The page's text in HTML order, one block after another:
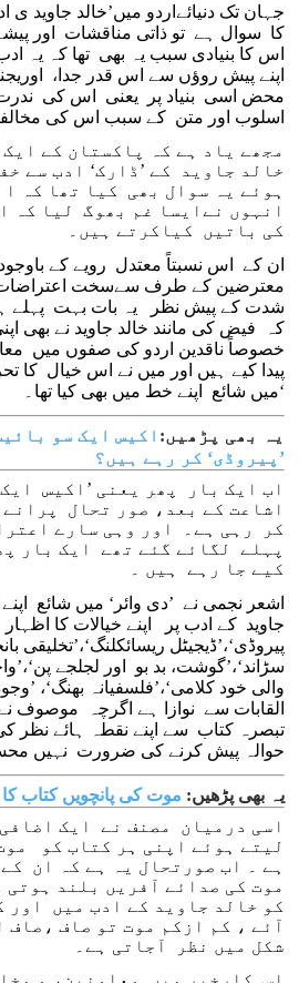
جہان تک دنیائےاردو میں’خالد جاوید ی
کا سوال ہے تو ذاتی مناقشات اور
اس کا بنیادی سبب یہ بھی تھا کہ یہ
اپنے پیش روؤں سے اس قدر جدا،
محض اسی بنیاد پر یعنی اس کی ندرت
اسلوب اور متن کے سبب اس کی
مجھے یاد ہے کہ پاکستان کے
خالد جاوید کے ’ڈارک‘ ادب سے
ہوئے یہ سوال بھی کیا تھا کہ ا
انہوں نےایسا غم بھوگ لیا کہ
کی باتیں کیاکرتے ہیں۔
ان کے اس نسبتاً معتدل رویے کے
معترضین کے طرف سےسخت
شدت کے پیش نظر یہ بات بہت پہلے
کہ فیض کی مانند خالد جاوید نے بھی
خصوصاً ناقدین اردو کی صفوں میں
پیدا کیے ہیں اور میں نے اس خیال کا
‘میں شائع اپنے خط میں بھی کیا تھا۔
یہ بھی پڑھیں: اکیس ایک سو
’پیروڈی‘ کر رہے ہیں؟
اب ایک بار پھر یعنی ’اکیس
اشاعت کے بعد، صور تحال پرانے
کر رہی ہے۔ اور وہی سارے
پہلے لگائے گئے تھے ایک بار
کیے جا رہے ہیں ۔
اشعر نجمی نے ’دی وائر‘ میں شائع اپنے
جاوید کے ادب پر اپنے خیالات کا
پیروڈی‘،’ڈیجیٹل ریسائکلنگ‘،’تخلیقی
سڑاند‘،’گوشت، بد بو اور لجلجے
والی خود کلامی‘،’فلسفیانہ بھنگ‘،
القابات سے نوازا ہے اگرچہ موصوف
تبصرہ کتاب سے اپنے نقطہ ہائے نظر
حوالہ پیش کرنے کی ضرورت نہیں
یہ بھی پڑھیں: موت کی پانچویں کتاب
اسی درمیان مصنف نے ایک
لیتے ہوئے اپنی ہر کتاب کو
ہے ۔ اب صورتحال یہ ہے کہ ان
موت کی صدائے آفریں بلند
کو خالد جاوید کے ادب میں اور
آئے ، کم ازکم موت تو صاف ،صاف
شکل میں نظر آجاتی ہے۔
اس کارخیر میں معاونین، و